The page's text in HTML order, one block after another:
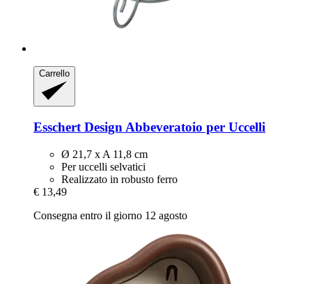
Carrello
Esschert Design Abbeveratoio per Uccelli
Ø 21,7 x A 11,8 cm
Per uccelli selvatici
Realizzato in robusto ferro
€ 13,49
Consegna entro il giorno 12 agosto